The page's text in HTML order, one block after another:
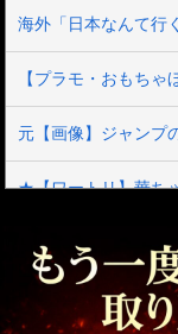
★【ワートリ】華ち